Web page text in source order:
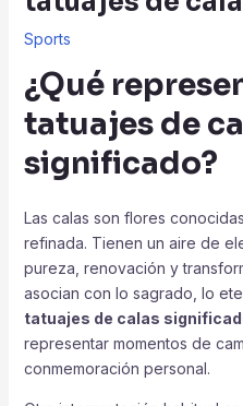
Sports
¿Qué
tatuajes de
significado?
Las calas son flores
refinada. Tienen un aire de
pureza, renovación y
asocian con lo sagrado, lo
tatuajes de calas
representar momentos de
conmemoración personal.